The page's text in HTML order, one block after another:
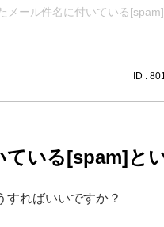
メール件名に付いている
ID :
ている[spam]と
ればいいですか？